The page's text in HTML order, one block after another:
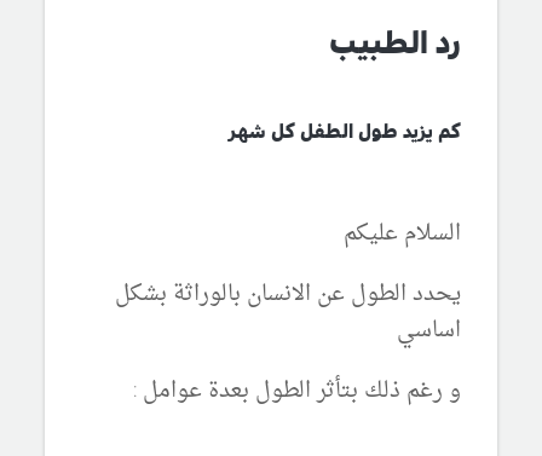
رد الطبيب
كم يزيد طول الطفل كل شهر
السلام عليكم
يحدد الطول عن الانسان بالوراثة بشكل
اساسي
و رغم ذلك بتأثر الطول بعدة عوامل :